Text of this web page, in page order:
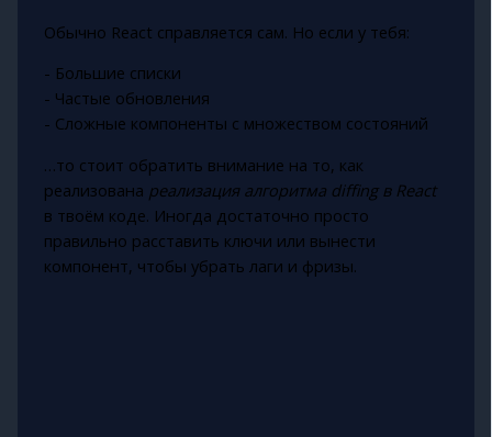
Обычно React справляется сам. Но если у тебя:
- Большие списки
- Частые обновления
- Сложные компоненты с множеством состояний
…то стоит обратить внимание на то, как
реализована реализация алгоритма diffing в React
в твоём коде. Иногда достаточно просто
правильно расставить ключи или вынести
компонент, чтобы убрать лаги и фризы.